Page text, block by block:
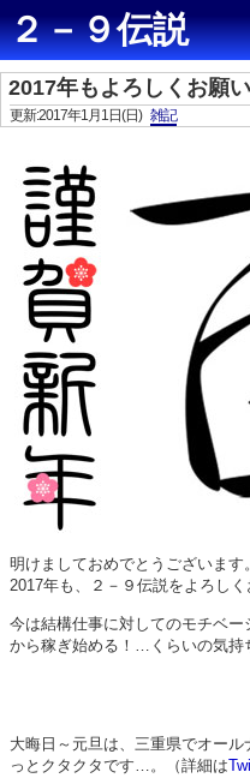
２－９伝説
2017年もよろしくお願
更新:2017年1月1日(日) 雑記
明けましておめでとうございます。
2017年も、２－９伝説をよろしく
今は結構仕事に対してのモチベ
から稼ぎ始める！…くらいの気持
大晦日～元旦は、三重県でオー
っとクタクタです…。（詳細は